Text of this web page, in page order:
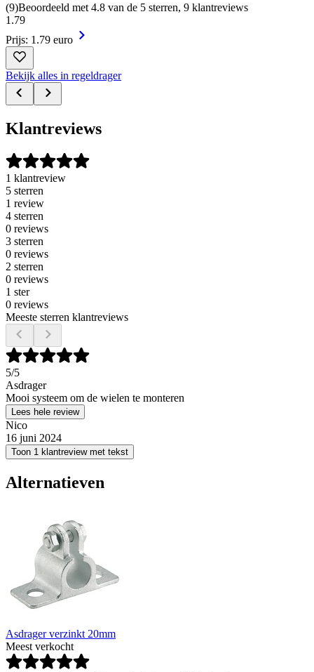
(9)Beoordeeld met 4.8 van de 5 sterren, 9 klantreviews
1 .79
Prijs: 1.79 euro
Bekijk alles in regeldrager
Klantreviews
1 klantreview
5 sterren
1 review
4 sterren
0 reviews
3 sterren
0 reviews
2 sterren
0 reviews
1 ster
0 reviews
Meeste sterren klantreviews
5/5
Asdrager
Mooi systeem om de wielen te monteren
Lees hele review
Nico
16 juni 2024
Toon 1 klantreview met tekst
Alternatieven
Asdrager verzinkt 20mm
Meest verkocht